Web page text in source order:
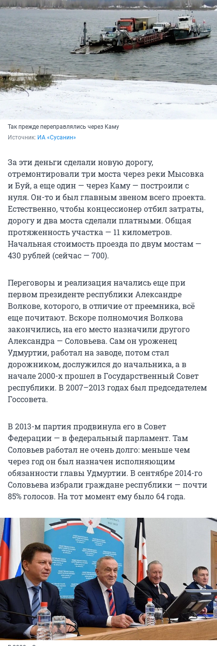
Так прежде переправлялись через Каму
Источник: ИА «Сусанин»
За эти деньги сделали новую дорогу,
отремонтировали три моста через реки Мысовка
и Буй, а еще один — через Каму — построили с
нуля. Он-то и был главным звеном всего проекта.
Естественно, чтобы концессионер отбил затраты,
дорогу и два моста сделали платными. Общая
протяженность участка — 11 километров.
Начальная стоимость проезда по двум мостам —
430рублей (сейчас — 700).
Переговоры и реализация начались еще при
первом президенте республики Александре
Волкове, которого, в отличие от преемника, всё
еще почитают. Вскоре полномочия Волкова
закончились, на его место назначили другого
Александра — Соловьева. Сам он уроженец
Удмуртии, работал на заводе, потом стал
дорожником, дослужился до начальника, а в
начале2000-хпрошел в Государственный Совет
республики. В 2007–2013 годах был председателем
Госсовета.
В 2013-м партия продвинула его в Совет
Федерации — в федеральный парламент. Там
Соловьев работал не очень долго: меньше чем
через год он был назначен исполняющим
обязанности главы Удмуртии. В сентябре2014-го
Соловьева избрали граждане республики — почти
85% голосов. На тот момент ему было 64 года.